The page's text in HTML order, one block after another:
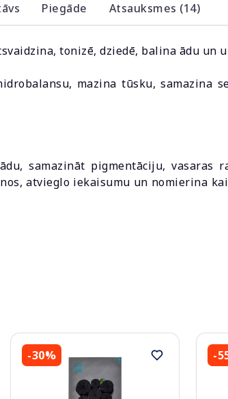
Piegāde Atsauksmes (14)
tonizē, dziedē, balina ādu un
mazina tūsku, samazina
samazināt pigmentāciju, vasaras
atvieglo iekaisumu un nomierina
-30% -